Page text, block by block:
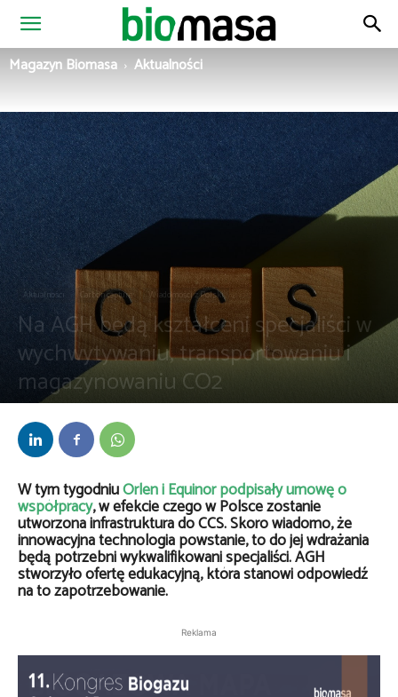
Magazyn
Magazyn Biomasa Aktualności
Aktualności Carbon capture Wiadomości z Polski
Na AGH będą kształceni specjaliści w
wychwytywaniu, transportowaniu i
magazynowaniu CO2
W tym tygodniuOrlen i Equinor podpisały umowę o
współpracy, w efekcie czego w Polsce zostanie
utworzona infrastruktura do CCS. Skoro wiadomo, że
innowacyjna technologia powstanie, to do jej wdrażania
będą potrzebni wykwalifikowani specjaliści. AGH
stworzyło ofertę edukacyjną, która stanowi odpowiedź
na to zapotrzebowanie.
Reklama